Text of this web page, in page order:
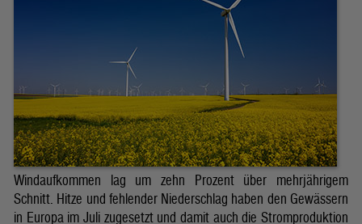
Windaufkommen lag um zehn Prozent über mehrjährigem
Schnitt. Hitze und fehlender Niederschlag haben den Gewässern
in Europa im Juli zugesetzt und damit auch die Stromproduktion